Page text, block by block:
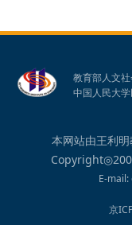
教育部人文
中国人民大
本网站由王利
E-
京